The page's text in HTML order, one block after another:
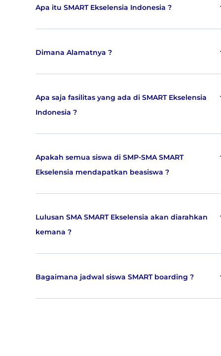
Apa itu SMART Ekselensia Indonesia ?
Dimana Alamatnya ?
Apa saja fasilitas yang ada di SMART Ekselensia
Indonesia ?
Apakah semua siswa di SMP-SMA SMART
Ekselensia mendapatkan beasiswa ?
Lulusan SMA SMART Ekselensia akan diarahkan
kemana ?
Bagaimana jadwal siswa SMART boarding ?